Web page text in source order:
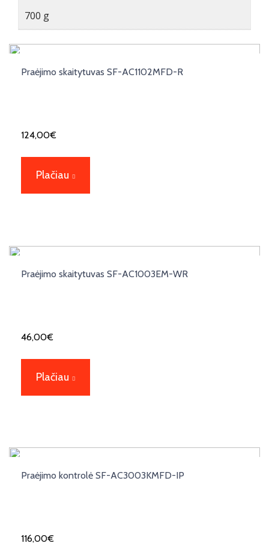
700 g
Praėjimo skaitytuvas SF-AC1102MFD-R
124,00€
Plačiau
Praėjimo skaitytuvas SF-AC1003EM-WR
46,00€
Plačiau
Praėjimo kontrolė SF-AC3003KMFD-IP
116,00€